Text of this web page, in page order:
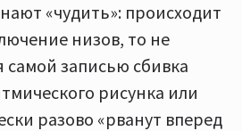
«чудить»: происходит
низов, то не
самой записью сбивка
рисунка или
разово «рванут вперед